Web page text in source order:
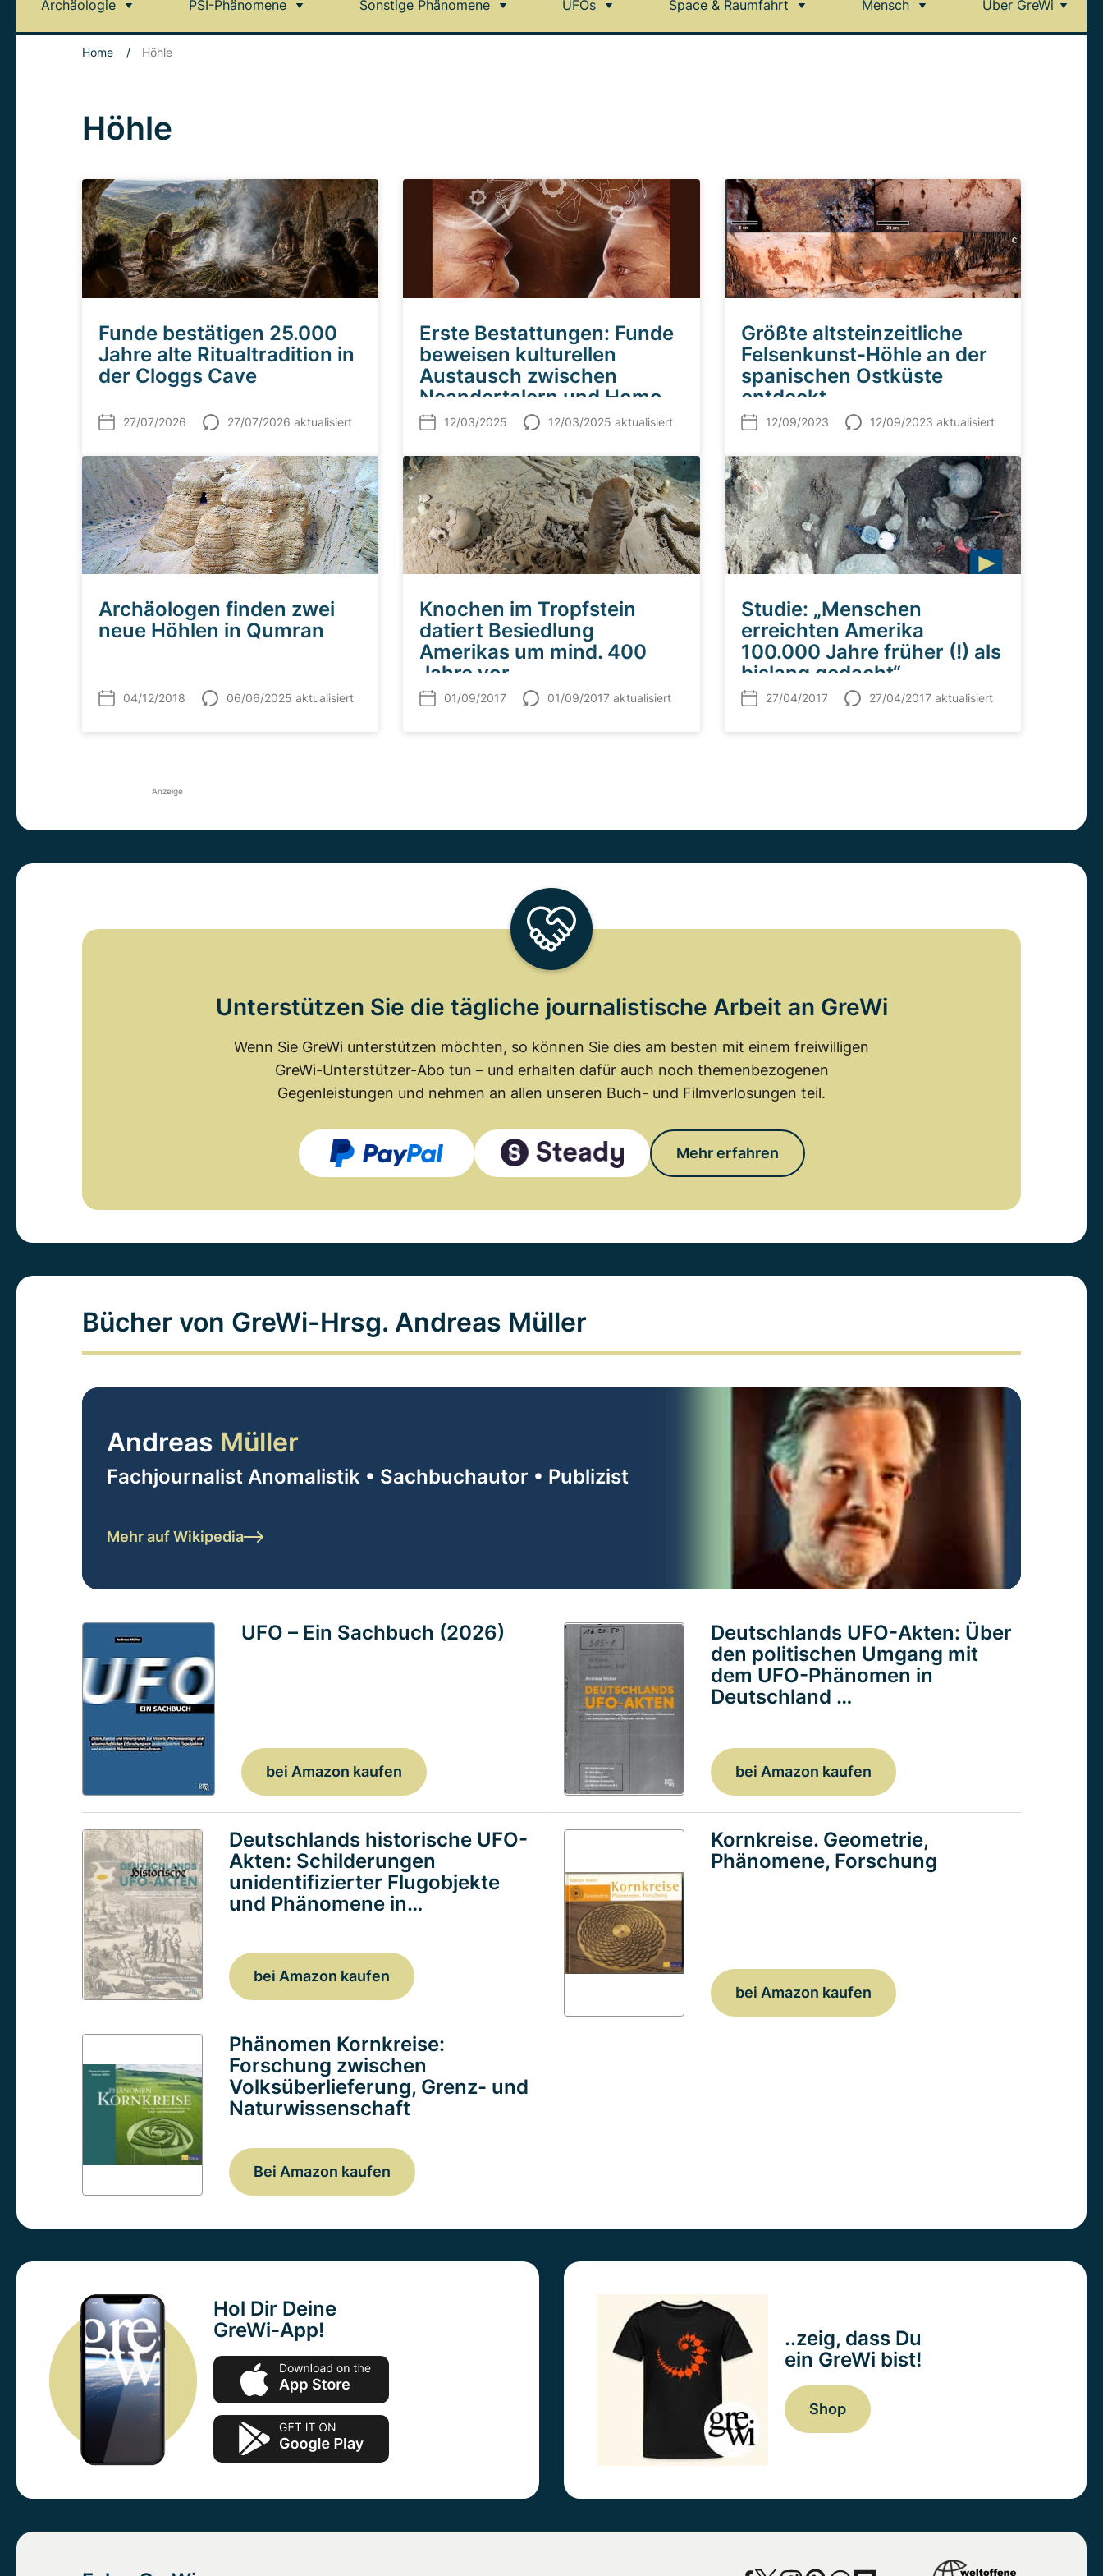
Archäologie PSI-Phänomene Sonstige Phänomene UFOs Space & Raumfahrt Mensch Über GreWi
Home / Höhle
Höhle
Funde bestätigen 25.000
Jahre alte Ritualtradition in
der Cloggs Cave
27/07/2026 27/07/2026 aktualisiert
Erste Bestattungen: Funde
beweisen kulturellen
Austausch zwischen
Neandertalern und Homo
sapiens
12/03/2025 12/03/2025 aktualisiert
Größte altsteinzeitliche
Felsenkunst-Höhle an der
spanischen Ostküste
entdeckt
12/09/2023 12/09/2023 aktualisiert
Archäologen finden zwei
neue Höhlen in Qumran
04/12/2018 06/06/2025 aktualisiert
Knochen im Tropfstein
datiert Besiedlung
Amerikas um mind. 400
Jahre vor
01/09/2017 01/09/2017 aktualisiert
Studie: „Menschen
erreichten Amerika
100.000 Jahre früher (!) als
bislang gedacht“
27/04/2017 27/04/2017 aktualisiert
Anzeige
Unterstützen Sie die tägliche journalistische Arbeit an GreWi
Wenn Sie GreWi unterstützen möchten, so können Sie dies am besten mit einem freiwilligen
GreWi-Unterstützer-Abo tun – und erhalten dafür auch noch themenbezogenen
Gegenleistungen und nehmen an allen unseren Buch- und Filmverlosungen teil.
Mehr erfahren
Bücher von GreWi-Hrsg. Andreas Müller
Andreas Müller
Fachjournalist Anomalistik • Sachbuchautor • Publizist
Mehr auf Wikipedia
UFO – Ein Sachbuch (2026)
bei Amazon kaufen
Deutschlands UFO-Akten: Über
den politischen Umgang mit
dem UFO-Phänomen in
Deutschland …
bei Amazon kaufen
Deutschlands historische UFO-
Akten: Schilderungen
unidentifizierter Flugobjekte
und Phänomene in…
bei Amazon kaufen
Kornkreise. Geometrie,
Phänomene, Forschung
bei Amazon kaufen
Phänomen Kornkreise:
Forschung zwischen
Volksüberlieferung, Grenz- und
Naturwissenschaft
Bei Amazon kaufen
Hol Dir Deine
GreWi-App!
..zeig, dass Du
ein GreWi bist!
Shop